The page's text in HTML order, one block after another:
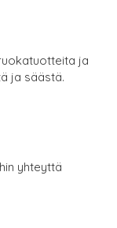
ja
ja säästä.
yhteyttä